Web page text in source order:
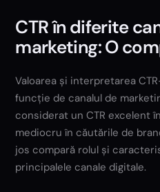
CTR în diferite
marketing: O
Valoarea și interpretarea
funcție de canalul de
considerat un CTR excelent
mediocru în căutările de
jos compară rolul și
principalele canale digitale.